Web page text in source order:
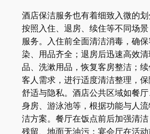
酒店保洁服务也有着细致入微的
按照入住、退房、续住等不同场
服务。入住前全面清洁消毒，确
染、用品齐全；退房后迅速高效
品、洗漱用品，恢复客房整洁；
客人需求，进行适度清洁整理，
舒适与隐私。酒店公共区域如餐
身房、游泳池等，根据功能与人
洁方案。餐厅在饭点前后加强清
残留、地面无油污；宴会厅在活